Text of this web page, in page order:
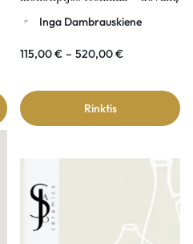
Inga Dambrauskiene
115,00€ – 520,00€
Rinktis